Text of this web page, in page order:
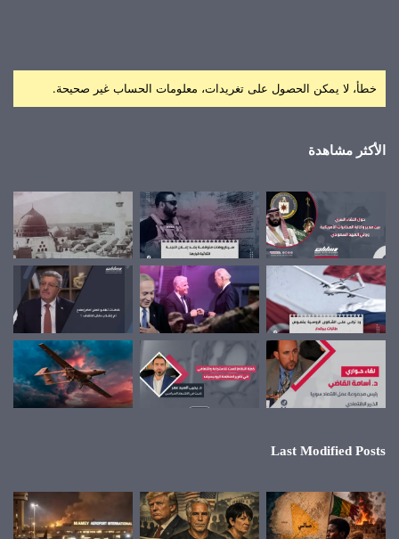
خطأ، لا يمكن الحصول على تغريدات، معلومات الحساب غير صحيحة.
الأكثر مشاهدة
Last Modified Posts